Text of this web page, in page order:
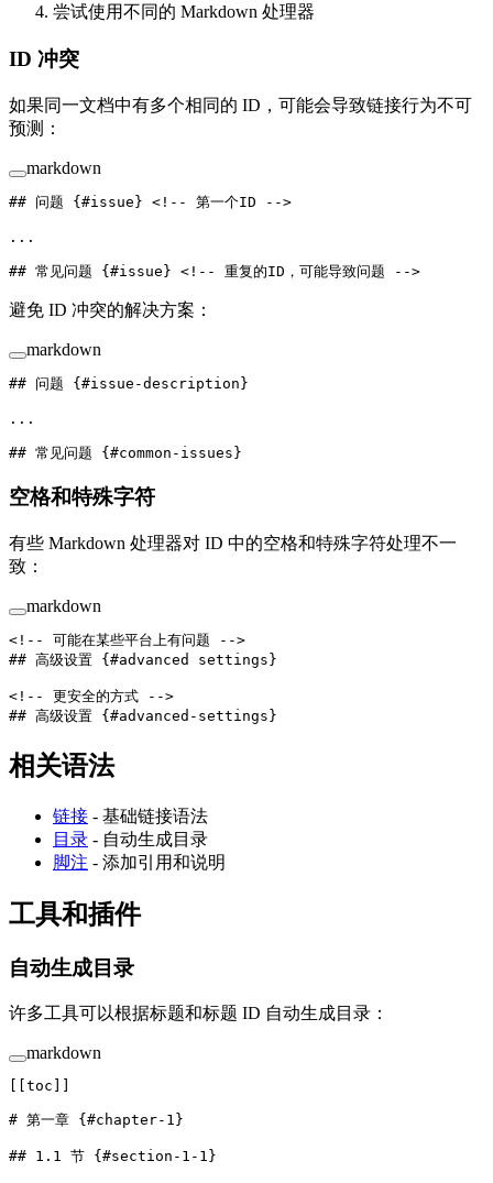
尝试使用不同的 Markdown 处理器
ID 冲突
如果同一文档中有多个相同的 ID，可能会导致链接行为不可
预测：
markdown
## 问题 {#issue} <!-- 第一个ID -->
...
## 常见问题 {#issue} <!-- 重复的ID，可能导致问题 -->
避免 ID 冲突的解决方案：
markdown
## 问题 {#issue-description}
...
## 常见问题 {#common-issues}
空格和特殊字符
有些 Markdown 处理器对 ID 中的空格和特殊字符处理不一
致：
markdown
<!-- 可能在某些平台上有问题 -->
## 高级设置 {#advanced settings}
<!-- 更安全的方式 -->
## 高级设置 {#advanced-settings}
相关语法
链接 - 基础链接语法
目录 - 自动生成目录
脚注 - 添加引用和说明
工具和插件
自动生成目录
许多工具可以根据标题和标题 ID 自动生成目录：
markdown
toc
# 第一章 {#chapter-1}
## 1.1 节 {#section-1-1}